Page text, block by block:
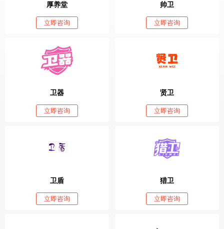
厚养堂
立即咨询
帅卫
立即咨询
卫器
立即咨询
贤卫
立即咨询
卫盾
立即咨询
猎卫
立即咨询